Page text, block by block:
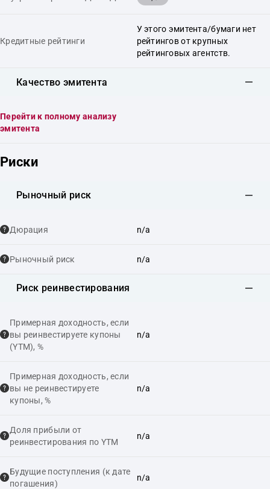
Кредитные рейтинги
У этого эмитента/бумаги нет
рейтингов от крупных
рейтинговых агентств.
Качество эмитента
Перейти к полному анализу
эмитента
Риски
Рыночный риск
Дюрация n/a
Рыночный риск n/a
Риск реинвестирования
Примерная доходность, если
вы реинвестируете купоны
(YTM), %
n/a
Примерная доходность, если
вы не реинвестируете
купоны, %
n/a
Доля прибыли от
реинвестирования по YTM
n/a
Будущие поступления (к дате
погашения)
n/a